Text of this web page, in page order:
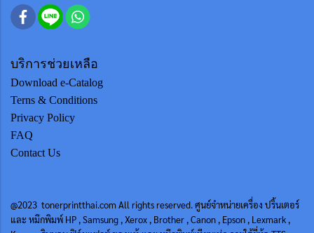
บริการช่วยเหลือ
Download e-Catalog
Terns & Conditions
Privacy Policy
FAQ
Contact Us
@2023 tonerprintthai.com All rights reserved. ศูนย์จำหน่ายเครื่อง ปริ้นเตอร์
และ หมึกพิมพ์ HP , Samsung , Xerox , Brother , Canon , Epson , Lexmark ,